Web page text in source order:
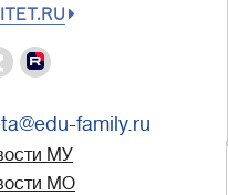
family.ru
МУ
МО